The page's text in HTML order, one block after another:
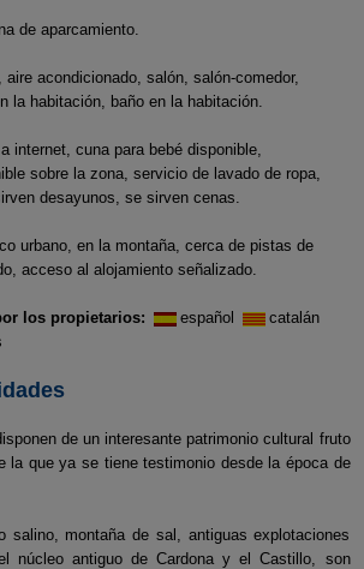
de aparcamiento.
aire acondicionado, salón, salón-comedor,
la habitación, baño en la habitación.
internet, cuna para bebé disponible,
sobre la zona, servicio de lavado de ropa,
desayunos, se sirven cenas.
urbano, en la montaña, cerca de pistas de
acceso al alojamiento señalizado.
los propietarios: español
catalán
de un interesante patrimonio cultural fruto
la que ya se tiene testimonio desde la época de
salino, montaña de sal, antiguas explotaciones
núcleo antiguo de Cardona y el Castillo, son